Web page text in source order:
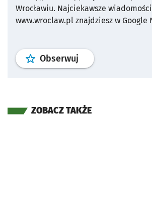
Wrocławiu. Najciekawsze
www.wroclaw.pl znajdziesz w Google
Obserwuj profil
ZOBACZ TAKŻE